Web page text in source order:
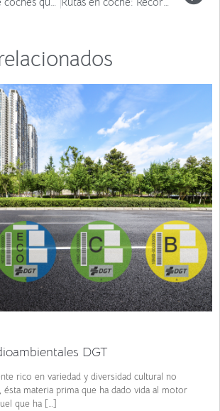
DGT
rico en variedad y diversidad cultural no
ésta materia prima que ha dado vida al motor
que ha […]